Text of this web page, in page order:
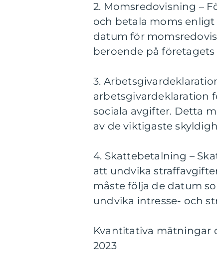
2. Momsredovisning –
och betala moms
datum för
beroende på
3.
arbetsgivardeklaration
sociala avgifter. Detta
av de viktigaste
4. Skattebetalning –
att undvika
måste följa de datum
undvika intresse- och
Kvantitativa mätningar
2023